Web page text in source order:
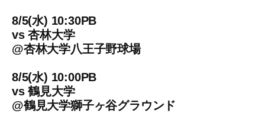
8/5(水) 10:30PB
vs杏林大学
@杏林大学八王子野球場
8/5(水) 10:00PB
vs鶴見大学
@鶴見大学獅子ヶ谷グラウンド